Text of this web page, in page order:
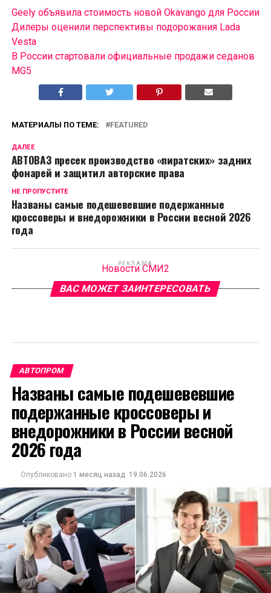
Geely объявила стоимость новой Okavango для России
Дилеры оценили перспективы подорожания Lada
Vesta
В России cтартовали официальные продажи седанов
MG5
МАТЕРИАЛЫ ПО ТЕМЕ: FEATURED
ДАЛЕЕ
АВТОВАЗ пресек производство «пиратских» задних
фонарей и защитил авторские права
НЕ ПРОПУСТИТЕ
Названы самые подешевевшие подержанные
кроссоверы и внедорожники в России весной 2026
года
РЕКЛАМА
Новости СМИ2
ВАС МОЖЕТ ЗАИНТЕРЕСОВАТЬ
АВТОПРОМ
Названы самые подешевевшие
подержанные кроссоверы и
внедорожники в России весной
2026 года
Опубликовано 1 месяц назад 19.06.2026